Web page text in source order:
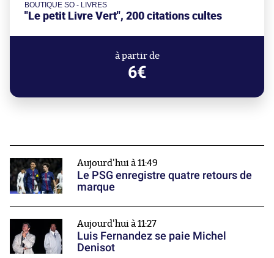
BOUTIQUE SO - LIVRES
"Le petit Livre Vert", 200 citations cultes
à partir de
6€
Aujourd'hui à 11:49
Le PSG enregistre quatre retours de
marque
Aujourd'hui à 11:27
Luis Fernandez se paie Michel
Denisot